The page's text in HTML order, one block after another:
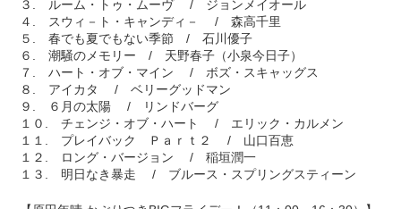
３. ルーム・トゥ・ムーヴ / ジョンメイオール
４. スウィ－ト・キャンディ－ / 森高千里
５. 春でも夏でもない季節 / 石川優子
６. 潮騒のメモリー / 天野春子（小泉今日子）
７. ハート・オブ・マイン / ボズ・スキャッグス
８. アイカタ / ベリーグッドマン
９. ６月の太陽 / リンドバーグ
１０. チェンジ・オブ・ハート / エリック・カルメン
１１. プレイバック Ｐａｒｔ２ / 山口百恵
１２. ロング・バージョン / 稲垣潤一
１３. 明日なき暴走 / ブルース・スプリングスティーン